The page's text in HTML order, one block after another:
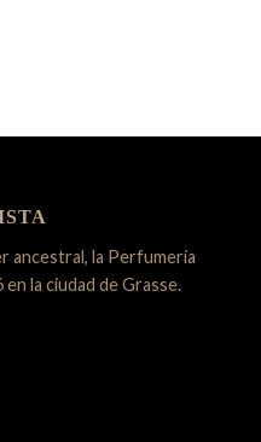
ancestral, la Perfumería
la ciudad de Grasse.